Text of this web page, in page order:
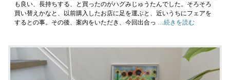
も良い、長持ちする、と買ったのがハグみじゅうたんでした。そろそろ
買い替えかなと、以前購入したお店に足を運ぶと、近いうちにフェアを
するとの事。その後、案内をいただき、今回出合っ …続きを読む